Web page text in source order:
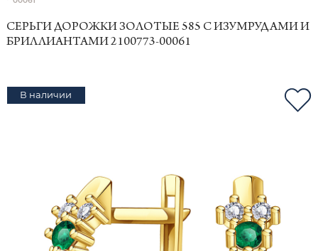
СЕРЬГИ ДОРОЖКИ ЗОЛОТЫЕ 585 С ИЗУМРУДАМИ И
БРИЛЛИАНТАМИ 2100773-00061
В наличии